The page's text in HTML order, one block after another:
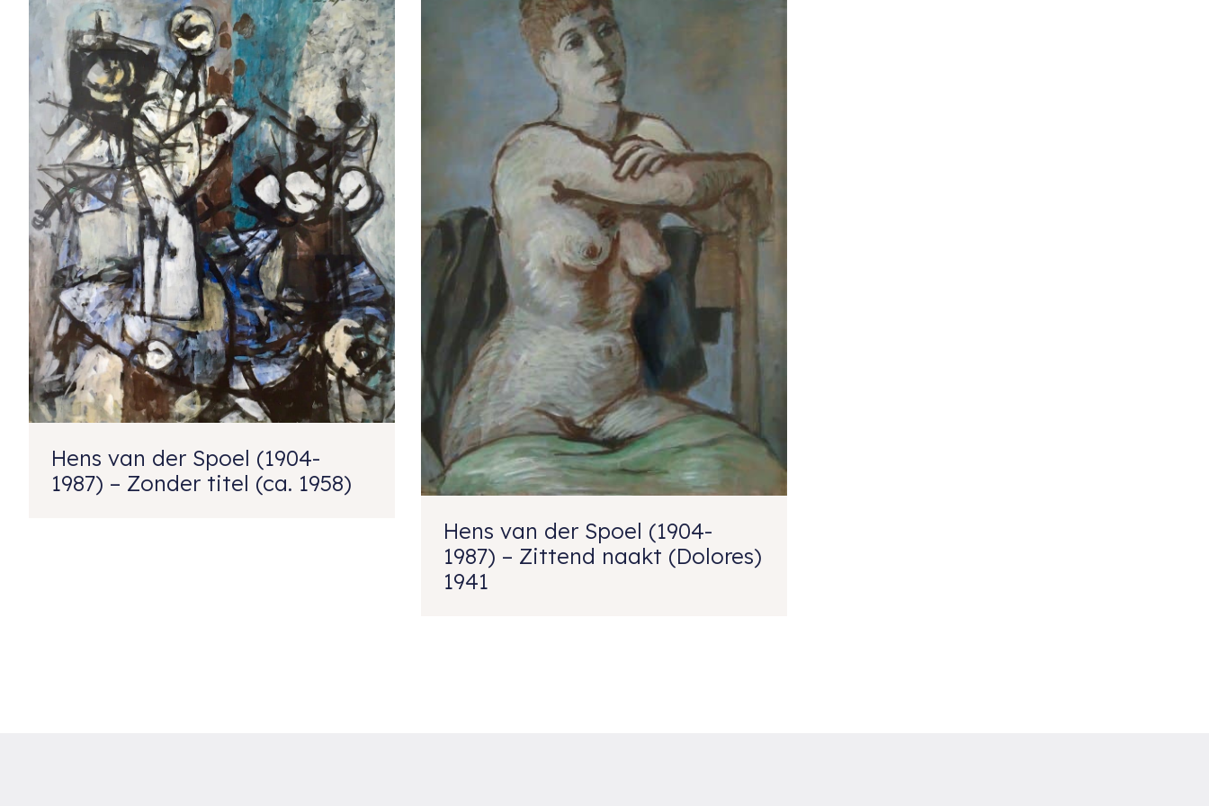
Hens van der Spoel (1904-
1987) – Zonder titel (ca. 1958)
Hens van der Spoel (1904-
1987) – Zittend naakt (Dolores)
1941